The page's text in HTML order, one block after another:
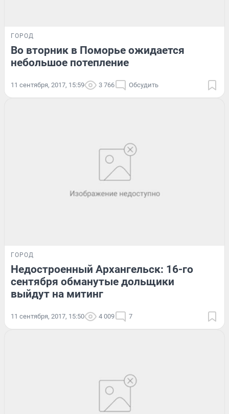
ГОРОД
Во вторник в Поморье ожидается
небольшое потепление
11 сентября, 2017, 15:59 3 766 Обсудить
ГОРОД
Недостроенный Архангельск: 16-го
сентября обманутые дольщики
выйдут на митинг
11 сентября, 2017, 15:50 4 009 7